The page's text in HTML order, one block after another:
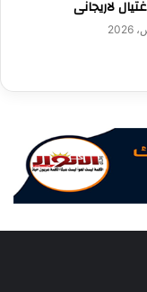
لاريجانى